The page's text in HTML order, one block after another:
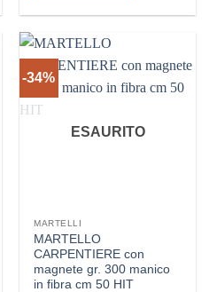
-34%
ESAURITO
MARTELLI
MARTELLO
CARPENTIERE con
magnete gr. 300 manico
in fibra cm 50 HIT